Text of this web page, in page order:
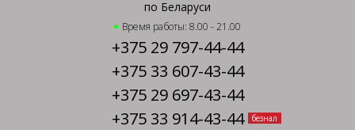
по Беларуси
Время работы: 8.00 - 21.00
+375 29 797-44-44
+375 33 607-43-44
+375 29 697-43-44
+375 33 914-43-44
безнал